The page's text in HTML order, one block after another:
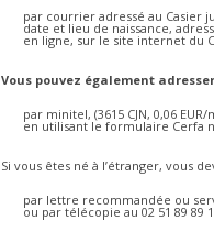
par courrier adressé au Casier
date et lieu de naissance,
en ligne, sur le site internet du
Vous pouvez également
par minitel, (3615 CJN, 0,06 EUR/
en utilisant le formulaire Cerfa
Si vous êtes né à l’étranger, vous
par lettre recommandée ou
ou par télécopie au 02 51 89 89